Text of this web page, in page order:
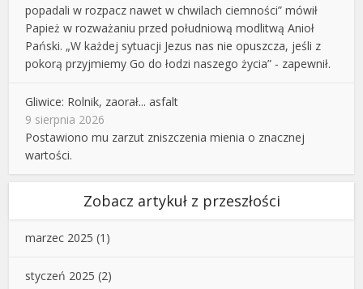
popadali w rozpacz nawet w chwilach ciemności” mówił
Papież w rozważaniu przed południową modlitwą Anioł
Pański. „W każdej sytuacji Jezus nas nie opuszcza, jeśli z
pokorą przyjmiemy Go do łodzi naszego życia” - zapewnił.
Gliwice: Rolnik, zaorał... asfalt
9 sierpnia 2026
Postawiono mu zarzut zniszczenia mienia o znacznej
wartości.
Zobacz artykuł z przeszłości
marzec 2025 (1)
styczeń 2025 (2)